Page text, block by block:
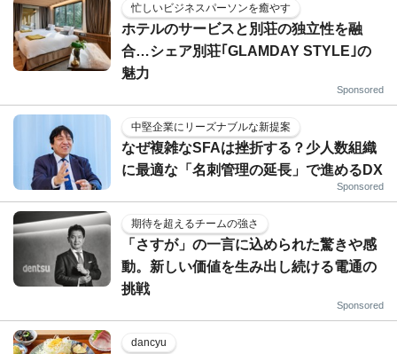
忙しいビジネスパーソンを癒やす
ホテルのサービスと別荘の独立性を融
合…シェア別荘｢GLAMDAY STYLE｣の
魅力
Sponsored
中堅企業にリーズナブルな新提案
なぜ複雑なSFAは挫折する？少人数組織
に最適な「名刺管理の延長」で進めるDX
Sponsored
期待を超えるチームの強さ
「さすが」の一言に込められた驚きや感
動。新しい価値を生み出し続ける電通の
挑戦
Sponsored
dancyu